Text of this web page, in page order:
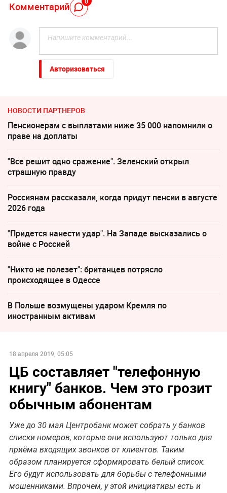
Комментарий
Авторизоваться
НОВОСТИ ПАРТНЕРОВ
Пенсионерам с выплатами ниже 35 000 напомнили о
праве на доплаты
"Все решит одно сражение". Зеленский открыл
страшную правду
Россиянам рассказали, когда придут пенсии в августе
2026 года
"Придется нанести удар". На Западе высказались о
войне с Россией
"Никто не полезет": британцев потрясло
происходящее в Одессе
В Польше возмущены ударом Кремля по
иностранным активам
18 апреля 2019, 05:05
ЦБ составляет "телефонную
книгу" банков. Чем это грозит
обычным абонентам
Уже до 30 мая Центробанк может собрать у банков
списки номеров, которые они используют только для
приёма входящих звонков от клиентов. Таким
образом планируется сформировать белый список.
Его будут использовать для борьбы с телефонными
мошенниками. Впрочем, у этой инициативы есть и